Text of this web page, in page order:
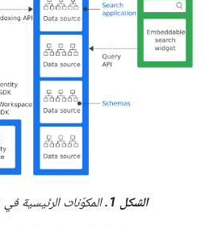
الشكل 1. المكوّنات الرئيسية في Cloud Search